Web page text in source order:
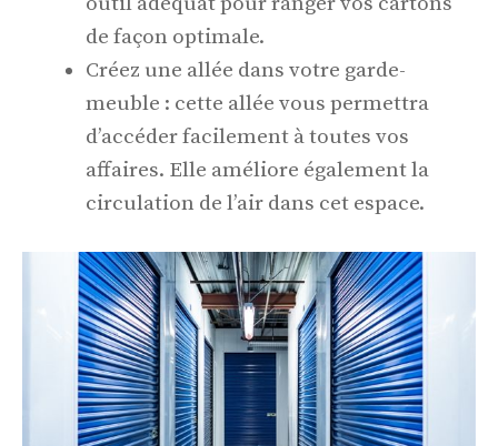
de façon optimale.
Créez une allée dans votre garde-
meuble : cette allée vous permettra
d’accéder facilement à toutes vos
affaires. Elle améliore également la
circulation de l’air dans cet espace.